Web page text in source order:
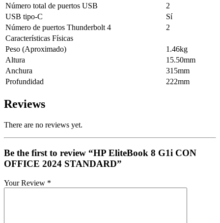
Número total de puertos USB
2
USB tipo-C
Sí
Número de puertos Thunderbolt 4
2
Características Físicas
Peso (Aproximado)
1.46kg
Altura
15.50mm
Anchura
315mm
Profundidad
222mm
Reviews
There are no reviews yet.
Be the first to review “HP EliteBook 8 G1i CON
OFFICE 2024 STANDARD”
Your Review *